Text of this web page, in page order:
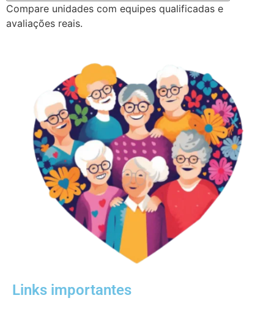
Compare unidades com equipes qualificadas e
avaliações reais.
Links importantes